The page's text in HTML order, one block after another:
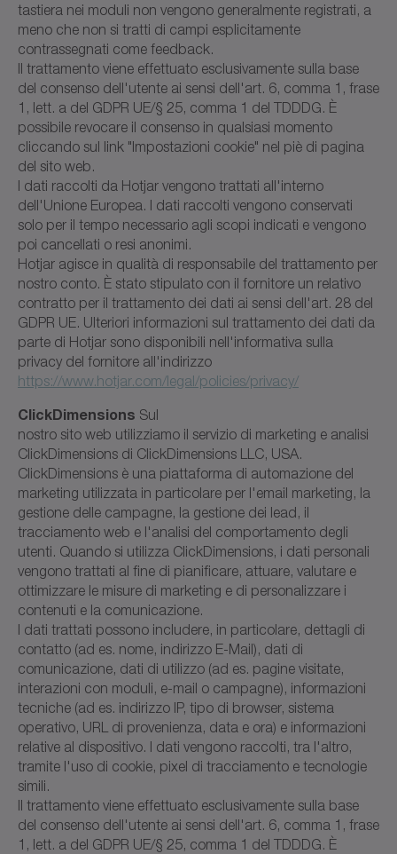
tastiera nei moduli non vengono generalmente registrati, a
meno che non si tratti di campi esplicitamente
contrassegnati come feedback.
Il trattamento viene effettuato esclusivamente sulla base
del consenso dell'utente ai sensi dell'art. 6, comma 1, frase
1, lett. a del GDPR UE/§ 25, comma 1 del TDDDG. È
possibile revocare il consenso in qualsiasi momento
cliccando sul link "Impostazioni cookie" nel piè di pagina
del sito web.
I dati raccolti da Hotjar vengono trattati all'interno
dell'Unione Europea. I dati raccolti vengono conservati
solo per il tempo necessario agli scopi indicati e vengono
poi cancellati o resi anonimi.
Hotjar agisce in qualità di responsabile del trattamento per
nostro conto. È stato stipulato con il fornitore un relativo
contratto per il trattamento dei dati ai sensi dell'art. 28 del
GDPR UE. Ulteriori informazioni sul trattamento dei dati da
parte di Hotjar sono disponibili nell'informativa sulla
privacy del fornitore all'indirizzo
https://www.hotjar.com/legal/policies/privacy/
ClickDimensions Sul
nostro sito web utilizziamo il servizio di marketing e analisi
ClickDimensions di ClickDimensions LLC, USA.
ClickDimensions è una piattaforma di automazione del
marketing utilizzata in particolare per l'email marketing, la
gestione delle campagne, la gestione dei lead, il
tracciamento web e l'analisi del comportamento degli
utenti. Quando si utilizza ClickDimensions, i dati personali
vengono trattati al fine di pianificare, attuare, valutare e
ottimizzare le misure di marketing e di personalizzare i
contenuti e la comunicazione.
I dati trattati possono includere, in particolare, dettagli di
contatto (ad es. nome, indirizzo E-Mail), dati di
comunicazione, dati di utilizzo (ad es. pagine visitate,
interazioni con moduli, e-mail o campagne), informazioni
tecniche (ad es. indirizzo IP, tipo di browser, sistema
operativo, URL di provenienza, data e ora) e informazioni
relative al dispositivo. I dati vengono raccolti, tra l'altro,
tramite l'uso di cookie, pixel di tracciamento e tecnologie
simili.
Il trattamento viene effettuato esclusivamente sulla base
del consenso dell'utente ai sensi dell'art. 6, comma 1, frase
1, lett. a del GDPR UE/§ 25, comma 1 del TDDDG. È